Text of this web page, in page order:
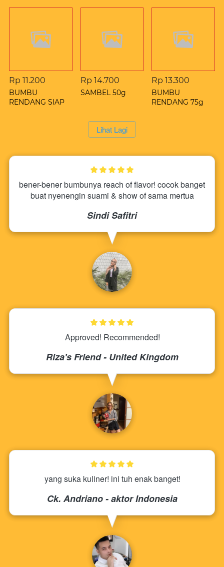
Rp 11.200
BUMBU
RENDANG SIAP
Rp 14.700
SAMBEL 50g
Rp 13.300
BUMBU
RENDANG 75g
`Lihat Lagi
bener-bener bumbunya reach of flavor! cocok banget
buat nyenengin suami & show of sama mertua
Sindi Safitri
Approved! Recommended!
Riza's Friend - United Kingdom
yang suka kuliner! ini tuh enak banget!
Ck. Andriano - aktor Indonesia